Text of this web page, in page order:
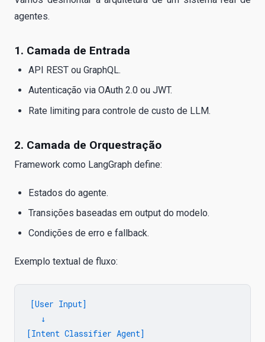
agentes.
1. Camada de Entrada
API REST ou GraphQL.
Autenticação via OAuth 2.0 ou JWT.
Rate limiting para controle de custo de LLM.
2. Camada de Orquestração
Framework como LangGraph define:
Estados do agente.
Transições baseadas em output do modelo.
Condições de erro e fallback.
Exemplo textual de fluxo:
[User Input]
   ↓
[Intent Classifier Agent]